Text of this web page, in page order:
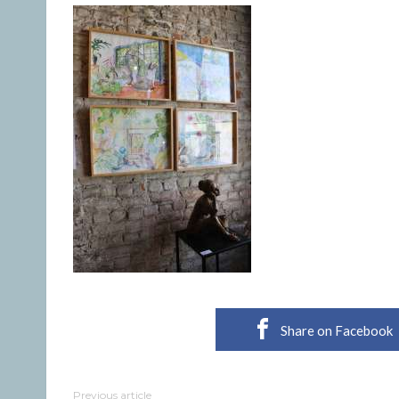
Share on Facebook
Previous article